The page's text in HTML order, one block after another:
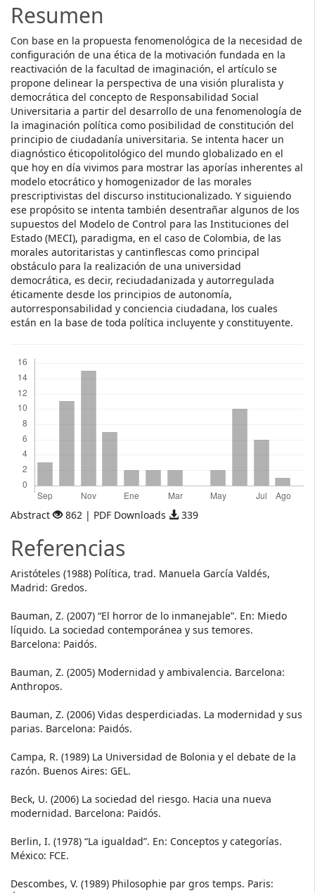
Resumen
Con base en la propuesta fenomenológica de la necesidad de
configuración de una ética de la motivación fundada en la
reactivación de la facultad de imaginación, el artículo se
propone delinear la perspectiva de una visión pluralista y
democrática del concepto de Responsabilidad Social
Universitaria a partir del desarrollo de una fenomenología de
la imaginación política como posibilidad de constitución del
principio de ciudadanía universitaria. Se intenta hacer un
diagnóstico éticopolitológico del mundo globalizado en el
que hoy en día vivimos para mostrar las aporías inherentes al
modelo etocrático y homogenizador de las morales
prescriptivistas del discurso institucionalizado. Y siguiendo
ese propósito se intenta también desentrañar algunos de los
supuestos del Modelo de Control para las Instituciones del
Estado (MECI), paradigma, en el caso de Colombia, de las
morales autoritaristas y cantinflescas como principal
obstáculo para la realización de una universidad
democrática, es decir, reciudadanizada y autorregulada
éticamente desde los principios de autonomía,
autorresponsabilidad y conciencia ciudadana, los cuales
están en la base de toda política incluyente y constituyente.
Abstract 862 | PDF Downloads 339
Referencias
Aristóteles (1988) Política, trad. Manuela García Valdés,
Madrid: Gredos.
Bauman, Z. (2007) “El horror de lo inmanejable”. En: Miedo
líquido. La sociedad contemporánea y sus temores.
Barcelona: Paidós.
Bauman, Z. (2005) Modernidad y ambivalencia. Barcelona:
Anthropos.
Bauman, Z. (2006) Vidas desperdiciadas. La modernidad y sus
parias. Barcelona: Paidós.
Campa, R. (1989) La Universidad de Bolonia y el debate de la
razón. Buenos Aires: GEL.
Beck, U. (2006) La sociedad del riesgo. Hacia una nueva
modernidad. Barcelona: Paidós.
Berlin, I. (1978) “La igualdad”. En: Conceptos y categorías.
México: FCE.
Descombes, V. (1989) Philosophie par gros temps. Paris: